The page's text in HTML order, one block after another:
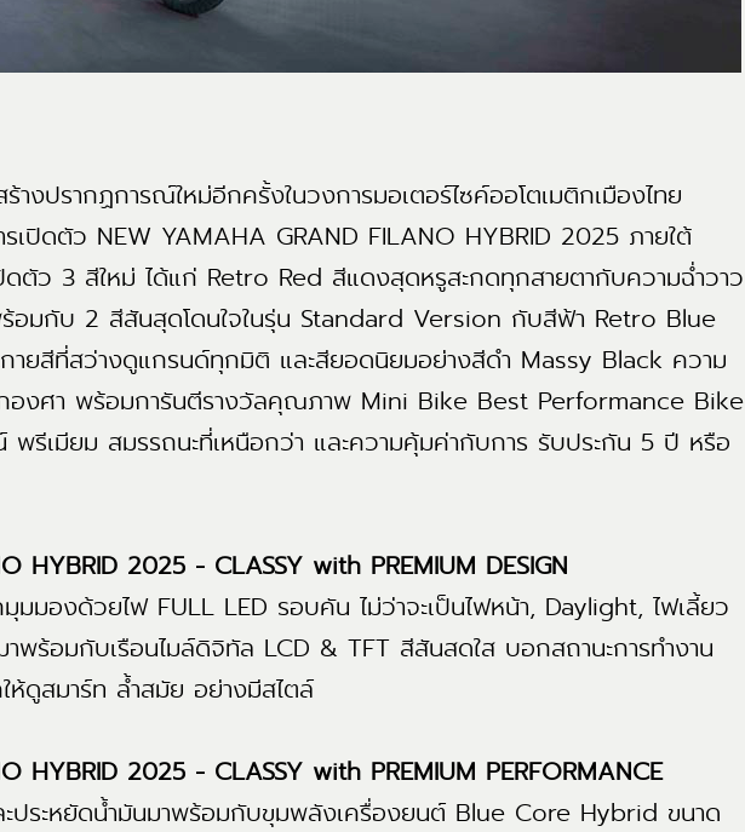
ร้างปรากฏการณ์ใหม่อีกครั้งในวงการมอเตอร์ไซค์ออโตเมติกเมืองไทย
เปิดตัว NEW YAMAHA GRAND FILANO HYBRID 2025 ภายใต้
ตัว 3 สีใหม่ ได้แก่ Retro Red สีแดงสุดหรูสะกดทุกสายตากับความฉ่ำวาว
อมกับ 2 สีสันสุดโดนใจในรุ่น Standard Version กับสีฟ้า Retro Blue
ยสีที่สว่างดูแกรนด์ทุกมิติ และสียอดนิยมอย่างสีดำ Massy Black ความ
กองศา พร้อมการันตีรางวัลคุณภาพ Mini Bike Best Performance Bike
รีเมียม สมรรถนะที่เหนือกว่า และความคุ้มค่ากับการ รับประกัน 5 ปี หรือ
HYBRID 2025 - CLASSY with PREMIUM DESIGN
มองด้วยไฟ FULL LED รอบคัน ไม่ว่าจะเป็นไฟหน้า, Daylight, ไฟเลี้ยว
พร้อมกับเรือนไมล์ดิจิทัล LCD & TFT สีสันสดใส บอกสถานะการทำงาน
ห้ดูสมาร์ท ล้ำสมัย อย่างมีสไตล์
HYBRID 2025 - CLASSY with PREMIUM PERFORMANCE
ประหยัดน้ำมันมาพร้อมกับขุมพลังเครื่องยนต์ Blue Core Hybrid ขนาด